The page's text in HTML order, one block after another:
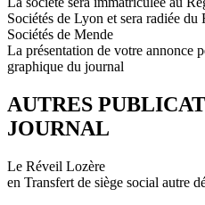
Sociétés de Lyon et sera radiée
Sociétés de Mende
La présentation de votre annonce
graphique du journal
AUTRES
JOURNAL
Le Réveil Lozère
en Transfert de siège social autre